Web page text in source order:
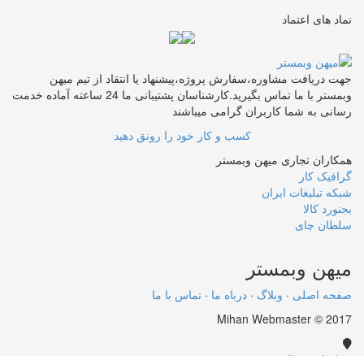
نماد های اعتماد
جهت دریافت مشاوره،سفارش پروژه،پیشنهاد یا انتقاد از تیم میهن
وبمستر با ما تماس بگیرید.کارشناسان پشتیبانی ما 24 ساعته آماده خدمت
رسانی به شما کاربران گرامی میباشند
کسب و کار خود را رونق دهید
همکاران تجاری میهن وبمستر
گرافیک کار
شبکه تبلیغات ایران
بجنورد کالا
سلطان چای
میهن وبمستر
صفحه اصلی · وبلاگ · درباه ما · تماس با ما
Mihan Webmaster © 2017